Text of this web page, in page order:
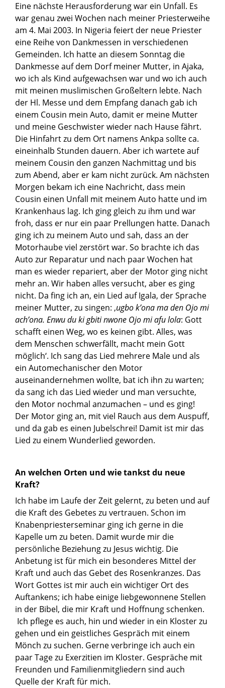
Eine nächste Herausforderung war ein Unfall. Es
war genau zwei Wochen nach meiner Priesterweihe
am 4. Mai 2003. In Nigeria feiert der neue Priester
eine Reihe von Dankmessen in verschiedenen
Gemeinden. Ich hatte an diesem Sonntag die
Dankmesse auf dem Dorf meiner Mutter, in Ajaka,
wo ich als Kind aufgewachsen war und wo ich auch
mit meinen muslimischen Großeltern lebte. Nach
der Hl. Messe und dem Empfang danach gab ich
einem Cousin mein Auto, damit er meine Mutter
und meine Geschwister wieder nach Hause fährt.
Die Hinfahrt zu dem Ort namens Ankpa sollte ca.
eineinhalb Stunden dauern. Aber ich wartete auf
meinem Cousin den ganzen Nachmittag und bis
zum Abend, aber er kam nicht zurück. Am nächsten
Morgen bekam ich eine Nachricht, dass mein
Cousin einen Unfall mit meinem Auto hatte und im
Krankenhaus lag. Ich ging gleich zu ihm und war
froh, dass er nur ein paar Prellungen hatte. Danach
ging ich zu meinem Auto und sah, dass an der
Motorhaube viel zerstört war. So brachte ich das
Auto zur Reparatur und nach paar Wochen hat
man es wieder repariert, aber der Motor ging nicht
mehr an. Wir haben alles versucht, aber es ging
nicht. Da fing ich an, ein Lied auf Igala, der Sprache
meiner Mutter, zu singen: ‚ugbo k’ona ma den Ojo mi
ach’ona. Enwu du ki gbiti nwone Ojo mi afu lola: Gott
schafft einen Weg, wo es keinen gibt. Alles, was
dem Menschen schwerfällt, macht mein Gott
möglich‘. Ich sang das Lied mehrere Male und als
ein Automechanischer den Motor
auseinandernehmen wollte, bat ich ihn zu warten;
da sang ich das Lied wieder und man versuchte,
den Motor nochmal anzumachen – und es ging!
Der Motor ging an, mit viel Rauch aus dem Auspuff,
und da gab es einen Jubelschrei! Damit ist mir das
Lied zu einem Wunderlied geworden.
An welchen Orten und wie tankst du neue
Kraft?
Ich habe im Laufe der Zeit gelernt, zu beten und auf
die Kraft des Gebetes zu vertrauen. Schon im
Knabenpriesterseminar ging ich gerne in die
Kapelle um zu beten. Damit wurde mir die
persönliche Beziehung zu Jesus wichtig. Die
Anbetung ist für mich ein besonderes Mittel der
Kraft und auch das Gebet des Rosenkranzes. Das
Wort Gottes ist mir auch ein wichtiger Ort des
Auftankens; ich habe einige liebgewonnene Stellen
in der Bibel, die mir Kraft und Hoffnung schenken.
Ich pflege es auch, hin und wieder in ein Kloster zu
gehen und ein geistliches Gespräch mit einem
Mönch zu suchen. Gerne verbringe ich auch ein
paar Tage zu Exerzitien im Kloster. Gespräche mit
Freunden und Familienmitgliedern sind auch
Quelle der Kraft für mich.